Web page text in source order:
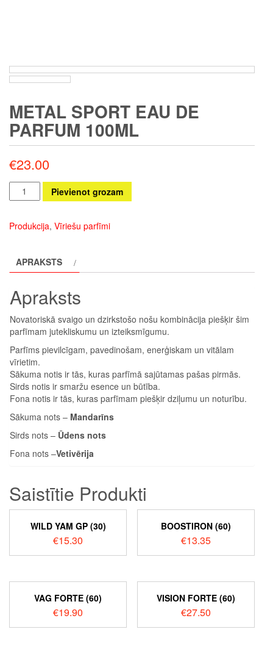
METAL SPORT EAU DE
PARFUM 100ML
€23.00
Metal
Sport
100ml
Pievienot grozam
Produkcija, Vīriešu parfīmi
APRAKSTS
Apraksts
Novatoriskā svaigo un dzirkstošo nošu kombinācija piešķir šim
parfīmam jutekliskumu un izteiksmīgumu.
Parfīms pievilcīgam, pavedinošam, enerģiskam un vitālam
vīrietim.
​Sākuma notis ir tās, kuras parfīmā sajūtamas pašas pirmās.
Sirds notis ir smaržu esence un būtība.
Fona notis ir tās, kuras parfīmam piešķir dziļumu un noturību.
Sākuma nots – Mandarīns
Sirds nots – Ūdens nots
Fona nots –Vetivērija
Saistītie Produkti
WILD YAM GP (30)
€15.30
BOOSTIRON (60)
€13.35
VAG FORTE (60)
€19.90
VISION FORTE (60)
€27.50